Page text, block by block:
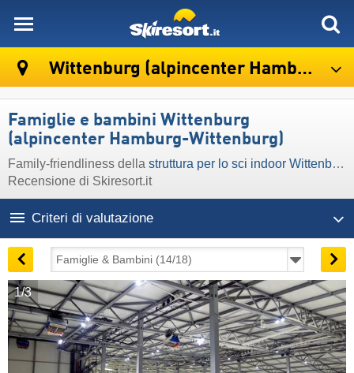
Wittenburg (alpincenter Hamburg-Wittenburg)
Famiglie e bambini Wittenburg
(alpincenter Hamburg-Wittenburg)
Family-friendliness della struttura per lo sci indoor Wittenburg (alpincenter Hamburg-Wittenburg)
Recensione di Skiresort.it
Criteri di valutazione
1/3